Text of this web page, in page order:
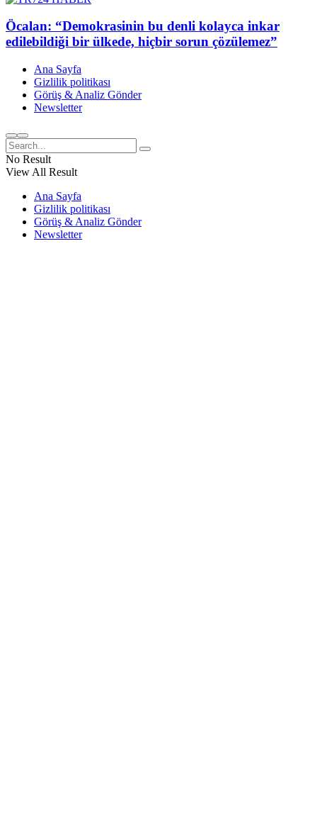
Öcalan: “Demokrasinin bu denli kolayca inkar
edilebildiği bir ülkede, hiçbir sorun çözülemez”
Ana Sayfa
Gizlilik politikası
Görüş & Analiz Gönder
Newsletter
No Result
View All Result
Ana Sayfa
Gizlilik politikası
Görüş & Analiz Gönder
Newsletter